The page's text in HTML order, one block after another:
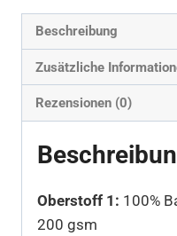
Beschreibung
Zusätzliche
Rezensionen (0)
Oberstoff 1: 100%
200 gsm